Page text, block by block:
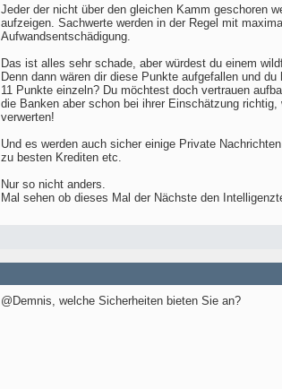
Jeder der nicht über den gleichen Kamm geschoren
aufzeigen. Sachwerte werden in der Regel mit
Aufwandsentschädigung.
Das ist alles sehr schade, aber würdest du einem
Denn dann wären dir diese Punkte aufgefallen und
11 Punkte einzeln? Du möchtest doch vertrauen
die Banken aber schon bei ihrer Einschätzung
verwerten!
Und es werden auch sicher einige Private
zu besten Krediten etc.
Nur so nicht anders.
Mal sehen ob dieses Mal der Nächste den
@Demnis, welche Sicherheiten bieten Sie an?